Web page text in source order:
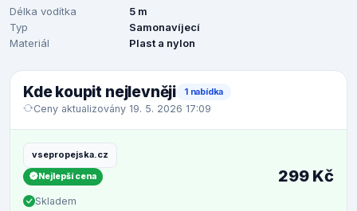
Délka vodítka
5 m
Typ
Samonavíjecí
Materiál
Plast a nylon
Kde koupit nejlevněji 1 nabídka
Ceny aktualizovány 19. 5. 2026 17:09
vsepropejska.cz
Nejlepší cena
Skladem
299 Kč